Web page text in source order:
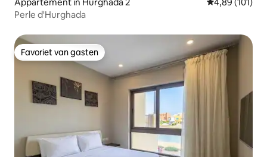
Appartement in Hurghada 2 Gemiddelde
4,89 (101)
Perle d'Hurghada
Favoriet van gasten
Favoriet van gasten